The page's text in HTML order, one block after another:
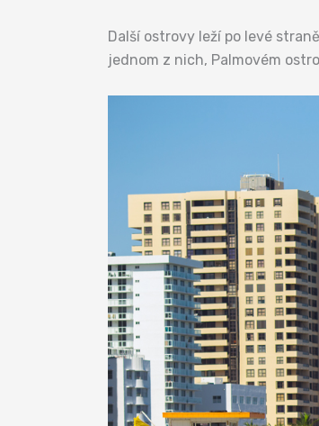
Další ostrovy leží po levé
jednom z nich, Palmovém